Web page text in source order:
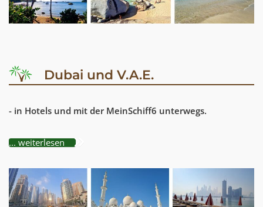
Dubai und V.A.E.
- in Hotels und mit der MeinSchiff6 unterwegs.
... weiterlesen